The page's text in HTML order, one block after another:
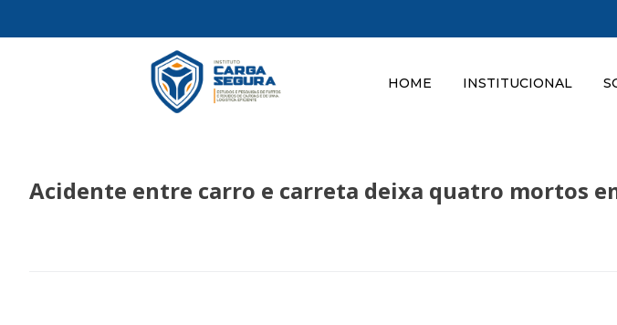
HOME INSTITUCIONAL
Acidente entre carro e carreta deixa quatro mortos